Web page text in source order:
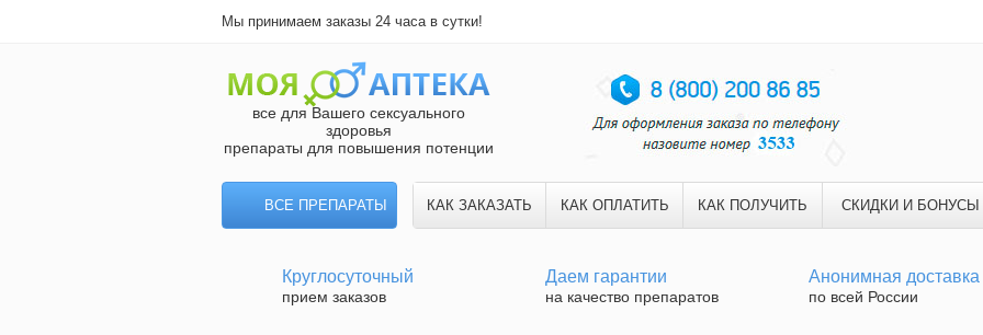
Мы принимаем заказы 24 часа в сутки!
все для Вашего сексуального
здоровья
препараты для повышения потенции
ВСЕ ПРЕПАРАТЫ КАК ЗАКАЗАТЬ КАК ОПЛАТИТЬ КАК ПОЛУЧИТЬ СКИДКИ И БОНУСЫ
Круглосуточный
прием заказов
Даем гарантии
на качество препаратов
Анонимная доставка
по всей России